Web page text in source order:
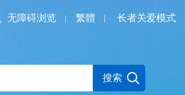
长者关爱模式
无障碍浏览 繁體